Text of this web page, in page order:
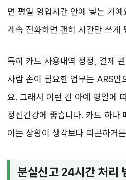
면 평일 영업시간 안에 넣는 거
계속 전화하면 괜히 시간만 쓰게
특히 카드 사용내역 정정, 결제
사람 손이 필요한 업무는 ARS만
요. 그래서 이런 건 아예 평일에
정신건강에 좋습니다. 카드 하나
이는 상황이 생각보다 피곤하거
분실신고 24시간 처리